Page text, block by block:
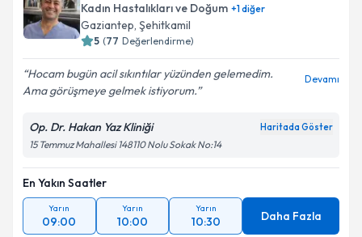
Kadın Hastalıkları ve Doğum +1diğer
Gaziantep, Şehitkamil
5 (77 Değerlendirme)
Hocam bugün acil sıkıntılar yüzünden gelemedim.
Ama görüşmeye gelmek istiyorum.
Devamı
Op. Dr. Hakan Yaz Kliniği Haritada Göster
15 Temmuz Mahallesi 148110 Nolu Sokak No:14
En Yakın Saatler
Yarın
09:00
Yarın
10:00
Yarın
10:30 Daha Fazla